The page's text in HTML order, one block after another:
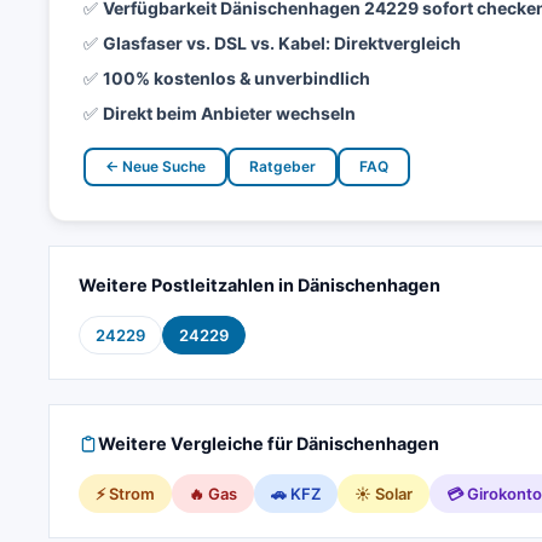
✅ Verfügbarkeit Dänischenhagen 24229 sofort
✅ Glasfaser vs. DSL vs. Kabel: Direktvergleich
✅ 100% kostenlos & unverbindlich
✅ Direkt beim Anbieter wechseln
← Neue Suche Ratgeber FAQ
Weitere Postleitzahlen in Dänischenhagen
24229 24229
Weitere Vergleiche für Dänischenhagen
⚡ Strom 🔥 Gas 🚗 KFZ ☀️ Solar 💳 Girokonto